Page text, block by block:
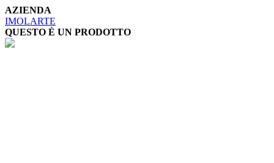
AZIENDA
IMOLARTE
QUESTO È UN PRODOTTO